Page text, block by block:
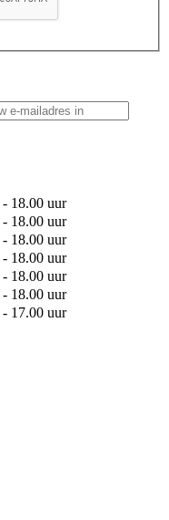
- 18.00 uur
- 18.00 uur
- 18.00 uur
- 18.00 uur
- 18.00 uur
- 18.00 uur
- 17.00 uur